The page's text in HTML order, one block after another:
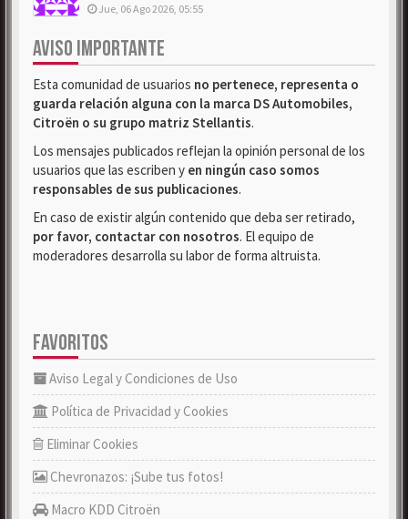
Jue, 06 Ago 2026, 05:55
AVISO IMPORTANTE
Esta comunidad de usuarios no pertenece, representa o
guarda relación alguna con la marca DS Automobiles,
Citroën o su grupo matriz Stellantis.
Los mensajes publicados reflejan la opinión personal de los
usuarios que las escriben y en ningún caso somos
responsables de sus publicaciones.
En caso de existir algún contenido que deba ser retirado,
por favor, contactar con nosotros. El equipo de
moderadores desarrolla su labor de forma altruista.
FAVORITOS
Aviso Legal y Condiciones de Uso
Política de Privacidad y Cookies
Eliminar Cookies
Chevronazos: ¡Sube tus fotos!
Macro KDD Citroën